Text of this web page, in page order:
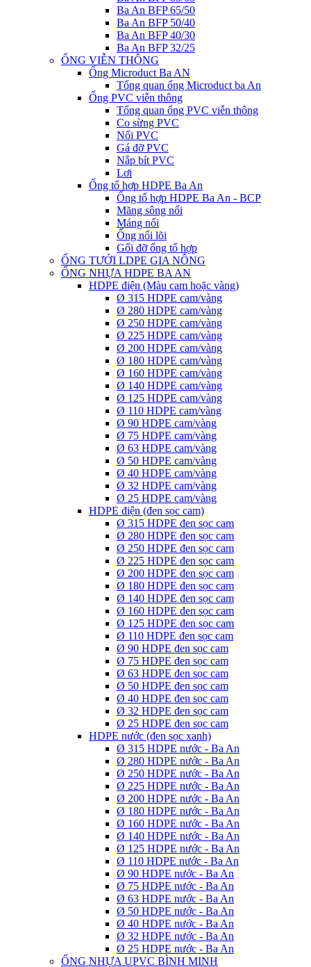
Ba An BFP 65/50
Ba An BFP 50/40
Ba An BFP 40/30
Ba An BFP 32/25
ỐNG VIỄN THÔNG
Ống Microduct Ba AN
Tổng quan ống Microduct ba An
Ống PVC viễn thông
Tổng quan ống PVC viễn thông
Co sừng PVC
Nối PVC
Gá đỡ PVC
Nắp bít PVC
Lơi
Ống tổ hợp HDPE Ba An
Ống tổ hợp HDPE Ba An - BCP
Măng sông nối
Máng nối
Ống nối lõi
Gối đỡ ống tổ hợp
ỐNG TƯỚI LDPE GIA NÔNG
ỐNG NHỰA HDPE BA AN
HDPE điện (Màu cam hoặc vàng)
Ø 315 HDPE cam/vàng
Ø 280 HDPE cam/vàng
Ø 250 HDPE cam/vàng
Ø 225 HDPE cam/vàng
Ø 200 HDPE cam/vàng
Ø 180 HDPE cam/vàng
Ø 160 HDPE cam/vàng
Ø 140 HDPE cam/vàng
Ø 125 HDPE cam/vàng
Ø 110 HDPE cam/vàng
Ø 90 HDPE cam/vàng
Ø 75 HDPE cam/vàng
Ø 63 HDPE cam/vàng
Ø 50 HDPE cam/vàng
Ø 40 HDPE cam/vàng
Ø 32 HDPE cam/vàng
Ø 25 HDPE cam/vàng
HDPE điện (đen sọc cam)
Ø 315 HDPE đen sọc cam
Ø 280 HDPE đen sọc cam
Ø 250 HDPE đen sọc cam
Ø 225 HDPE đen sọc cam
Ø 200 HDPE đen sọc cam
Ø 180 HDPE đen sọc cam
Ø 140 HDPE đen sọc cam
Ø 160 HDPE đen sọc cam
Ø 125 HDPE đen sọc cam
Ø 110 HDPE đen sọc cam
Ø 90 HDPE đen sọc cam
Ø 75 HDPE đen sọc cam
Ø 63 HDPE đen sọc cam
Ø 50 HDPE đen sọc cam
Ø 40 HDPE đen sọc cam
Ø 32 HDPE đen sọc cam
Ø 25 HDPE đen sọc cam
HDPE nước (đen sọc xanh)
Ø 315 HDPE nước - Ba An
Ø 280 HDPE nước - Ba An
Ø 250 HDPE nước - Ba An
Ø 225 HDPE nước - Ba An
Ø 200 HDPE nước - Ba An
Ø 180 HDPE nước - Ba An
Ø 160 HDPE nước - Ba An
Ø 140 HDPE nước - Ba An
Ø 125 HDPE nước - Ba An
Ø 110 HDPE nước - Ba An
Ø 90 HDPE nước - Ba An
Ø 75 HDPE nước - Ba An
Ø 63 HDPE nước - Ba An
Ø 50 HDPE nước - Ba An
Ø 40 HDPE nước - Ba An
Ø 32 HDPE nước - Ba An
Ø 25 HDPE nước - Ba An
ỐNG NHỰA UPVC BÌNH MINH